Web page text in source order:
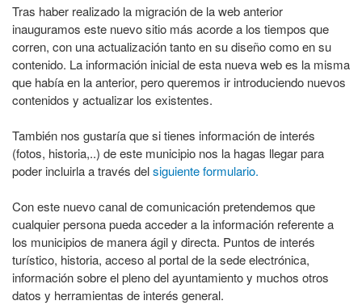
Tras haber realizado la migración de la web anterior
inauguramos este nuevo sitio más acorde a los tiempos que
corren, con una actualización tanto en su diseño como en su
contenido. La información inicial de esta nueva web es la misma
que había en la anterior, pero queremos ir introduciendo nuevos
contenidos y actualizar los existentes.
También nos gustaría que si tienes información de interés
(fotos, historia,..) de este municipio nos la hagas llegar para
poder incluirla a través delsiguiente formulario.
Con este nuevo canal de comunicación pretendemos que
cualquier persona pueda acceder a la información referente a
los municipios de manera ágil y directa. Puntos de interés
turístico, historia, acceso al portal de la sede electrónica,
información sobre el pleno del ayuntamiento y muchos otros
datos y herramientas de interés general.